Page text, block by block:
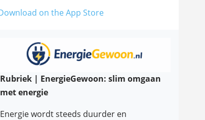
Rubriek | EnergieGewoon: slim omgaan
met energie
Energie wordt steeds duurder en